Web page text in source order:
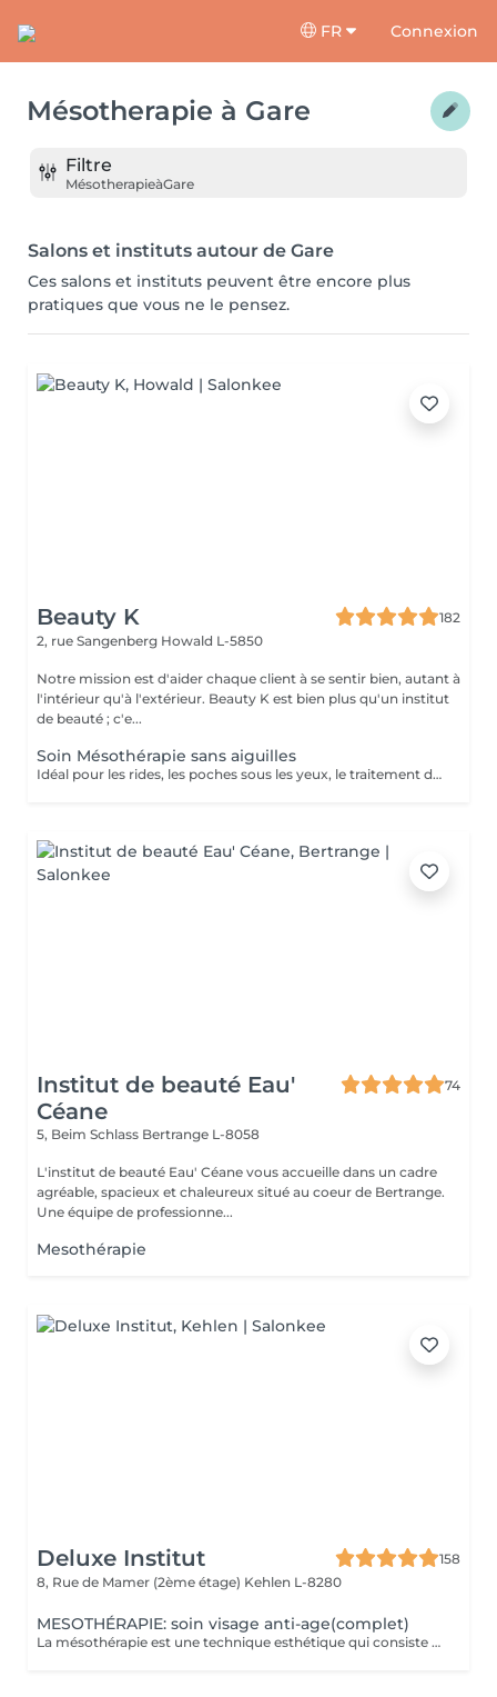
FR Connexion
Mésotherapie à Gare
Filtre
MésotherapieàGare
Salons et instituts autour de Gare
Ces salons et instituts peuvent être encore plus
pratiques que vous ne le pensez.
Beauty K
182
2, rue Sangenberg Howald L-5850
Notre mission est d'aider chaque client à se sentir bien, autant à
l'intérieur qu'à l'extérieur. Beauty K est bien plus qu'un institut
de beauté ; c'e...
Soin Mésothérapie sans aiguilles
Idéal pour les rides, les poches sous les yeux, le traitement de l'acné, le relâchement cutané et la cellulite. La mésothérapie permet de faire pénétrer les principes actifs dans la peau par système intercellulaire.
Institut de beauté Eau'
Céane
74
5, Beim Schlass Bertrange L-8058
L'institut de beauté Eau' Céane vous accueille dans un cadre
agréable, spacieux et chaleureux situé au coeur de Bertrange.
Une équipe de professionne...
Mesothérapie
Deluxe Institut
158
8, Rue de Mamer (2ème étage) Kehlen L-8280
MESOTHÉRAPIE: soin visage anti-age(complet)
La mésothérapie est une technique esthétique qui consiste à injecter de petites quantités de substances actives (vitamines, minéraux, acide hyaluronique, etc.) directement dans les couches superficielles de la peau. Elle est utilisée pour améliorer l'aspect de la peau et stimuler la régénération cellulaire. Les Bienfaits de la Mésothérapie Hydratation intense et rajeunissement cutané Apporte un coup d'éclat immédiat à la peau. Réduit les rides et les ridules en stimulant la production de collagène et d'élastine. Hydrate en profondeur et améliore la texture de la peau. Traite les taches pigmentaires, les cicatrices d'acné et la rosacée. Aide à uniformiser le teint et à réduire les imperfections. Pourquoi Choisir la Mésothérapie ? Traitement peu invasif et pratiquement indolore. Effet naturel et progressif, sans chirurgie ni éviction sociale. Résultats visibles après quelques séances seulement. Un soin idéal pour retrouver une peau éclatante, un corps raffermi et une chevelure en pleine santé !